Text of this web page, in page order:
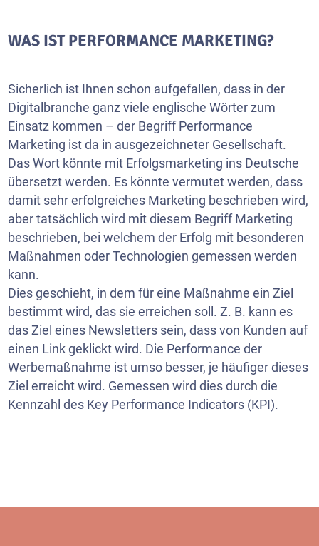
WAS IST PERFORMANCE MARKETING?
Sicherlich ist Ihnen schon aufgefallen, dass in der
Digitalbranche ganz viele englische Wörter zum
Einsatz kommen – der Begriff Performance
Marketing ist da in ausgezeichneter Gesellschaft.
Das Wort könnte mit Erfolgsmarketing ins Deutsche
übersetzt werden. Es könnte vermutet werden, dass
damit sehr erfolgreiches Marketing beschrieben wird,
aber tatsächlich wird mit diesem Begriff Marketing
beschrieben, bei welchem der Erfolg mit besonderen
Maßnahmen oder Technologien gemessen werden
kann.
Dies geschieht, in dem für eine Maßnahme ein Ziel
bestimmt wird, das sie erreichen soll. Z. B. kann es
das Ziel eines Newsletters sein, dass von Kunden auf
einen Link geklickt wird. Die Performance der
Werbemaßnahme ist umso besser, je häufiger dieses
Ziel erreicht wird. Gemessen wird dies durch die
Kennzahl des Key Performance Indicators (KPI).